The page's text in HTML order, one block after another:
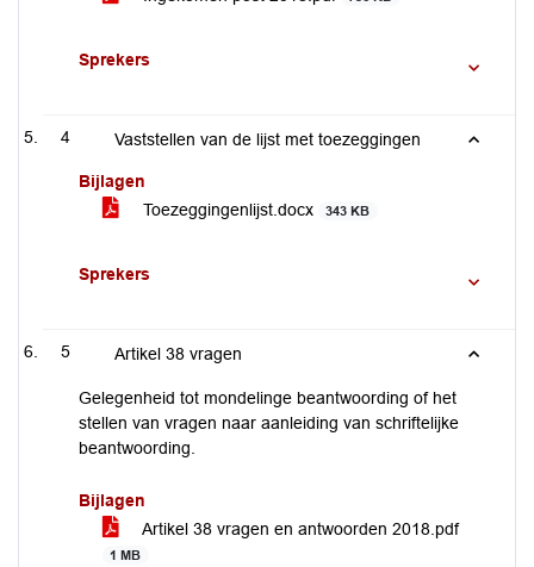
Sprekers
4 Vaststellen van de lijst met toezeggingen
Bijlagen
Toezeggingenlijst.docx
343 KB
Sprekers
5 Artikel 38 vragen
Gelegenheid tot mondelinge beantwoording of het
stellen van vragen naar aanleiding van schriftelijke
beantwoording.
Bijlagen
Artikel 38 vragen en antwoorden 2018.pdf
1 MB